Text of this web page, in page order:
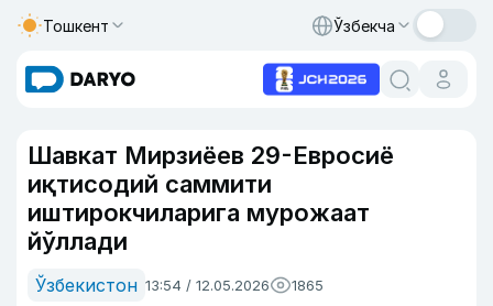
Тошкент Ўзбекча
Шавкат Мирзиёев 29-Евросиё
иқтисодий саммити
иштирокчиларига мурожаат
йўллади
Ўзбекистон 13:54 / 12.05.2026 1865